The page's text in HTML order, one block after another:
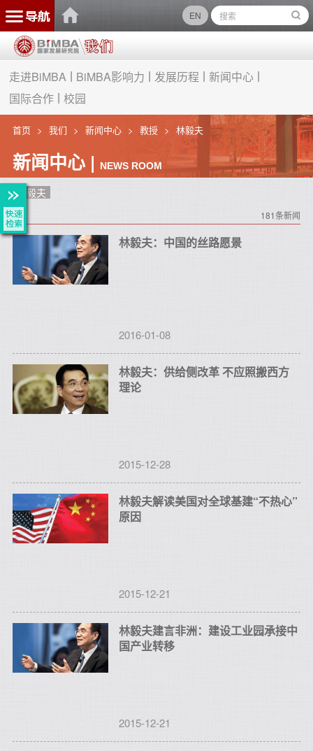
EN
走进BiMBA BiMBA影响力 发展历程
新闻中心
国际合作
校园
首页 我们 新闻中心 教授 林毅夫
新闻中心 | NEWS ROOM
林毅夫
181条新闻
林毅夫：中国的丝路愿景
2016-01-08
林毅夫：供给侧改革 不应照搬西方
理论
2015-12-28
林毅夫解读美国对全球基建“不热心”
原因
2015-12-21
林毅夫建言非洲：建设工业园承接中
国产业转移
2015-12-21